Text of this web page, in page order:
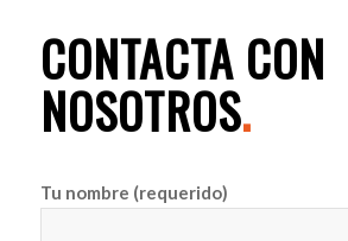
CONTACTA CON
NOSOTROS.
Tu nombre (requerido)